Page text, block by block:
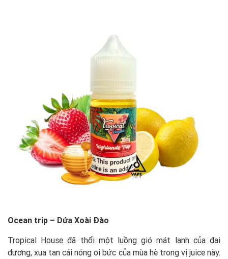
Ocean trip – Dứa Xoài Đào
Tropical House đã thổi một luồng gió mát lạnh của đại
đương, xua tan cái nóng oi bức của mùa hè trong vị juice này.